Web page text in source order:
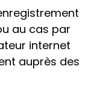
au cas par
internet
auprès des